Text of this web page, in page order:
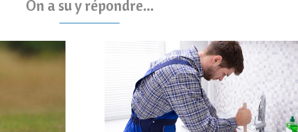
On a su y répondre...